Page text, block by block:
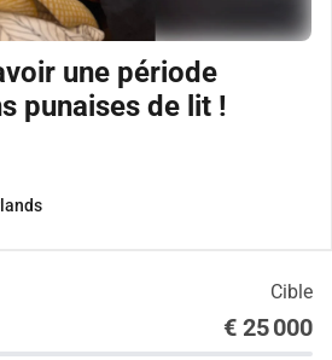
une période
punaises de lit !
Cible
€ 25 000